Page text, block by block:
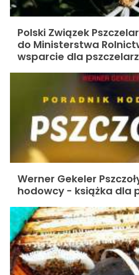
Polski Związek
do Ministerstwa
wsparcie dla
Werner Gekeler
hodowcy - książka dla